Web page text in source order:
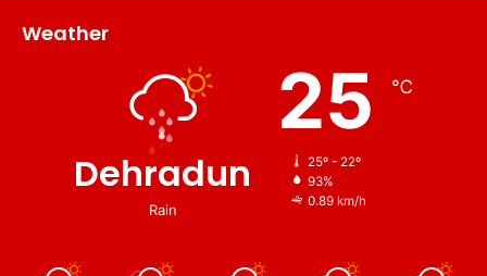
Weather
Dehradun
Rain
25 ℃
25º - 22º
93%
0.89 km/h